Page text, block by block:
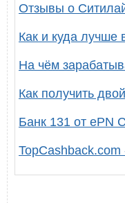
Отзывы о
Как и куда лучше
На чём
Как получить
Банк 131 от ePN
TopCashback.com